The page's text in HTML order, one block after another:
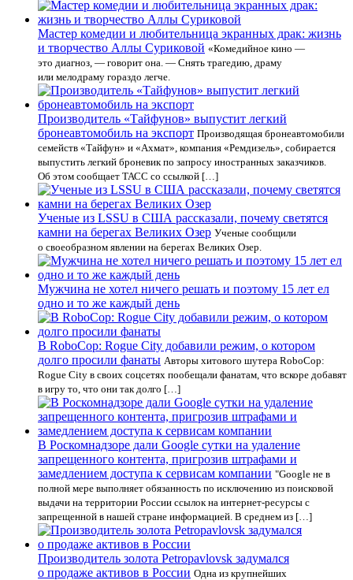
Мастер комедии и любительница экранных драк: жизнь
и творчество Аллы Суриковой «Комедийное кино —
это диагноз, — говорит она. — Снять трагедию, драму
или мелодраму гораздо легче.
Производитель «Тайфунов» выпустит легкий
бронеавтомобиль на экспорт Производящая бронеавтомобили
семейств «Тайфун» и «Ахмат», компания «Ремдизель», собирается
выпустить легкий броневик по запросу иностранных заказчиков.
Об этом сообщает ТАСС со ссылкой […]
Ученые из LSSU в США рассказали, почему светятся
камни на берегах Великих Озер Ученые сообщили
о своеобразном явлении на берегах Великих Озер.
Мужчина не хотел ничего решать и поэтому 15 лет ел
одно и то же каждый день
В RoboCop: Rogue City добавили режим, о котором
долго просили фанаты Авторы хитового шутера RoboCop:
Rogue City в своих соцсетях пообещали фанатам, что вскоре добавят
в игру то, что они так долго […]
В Роскомнадзоре дали Google сутки на удаление
запрещенного контента, пригрозив штрафами и
замедлением доступа к сервисам компании "Google не в
полной мере выполняет обязанность по исключению из поисковой
выдачи на территории России ссылок на интернет-ресурсы с
запрещенной в нашей стране информацией. В среднем из […]
Производитель золота Petropavlovsk задумался
о продаже активов в России Одна из крупнейших